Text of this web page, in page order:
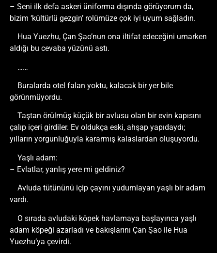
– Seni ilk defa askeri üniforma dışında görüyorum da,
bizim ‘kültürlü gezgin’ rolümüze çok iyi uyum sağladın.
Hua Yuezhu, Çan Şao’nun ona iltifat edeceğini umarken
aldığı bu cevaba yüzünü astı.
……
Buralarda otel falan yoktu, kalacak bir yer bile
görünmüyordu.
Taştan örülmüş küçük bir avlusu olan bir evin kapısını
çalıp içeri girdiler. Ev oldukça eski, ahşap yapıdaydı;
yılların yorgunluğuyla kararmış kalaslardan oluşuyordu.
Yaşlı adam:
– Evlatlar, yanlış yere mi geldiniz?
Avluda tütününü içip çayını yudumlayan yaşlı bir adam
vardı.
O sırada avludaki köpek havlamaya başlayınca yaşlı
adam köpeği azarladı ve bakışlarını Çan Şao ile Hua
Yuezhu’ya çevirdi.